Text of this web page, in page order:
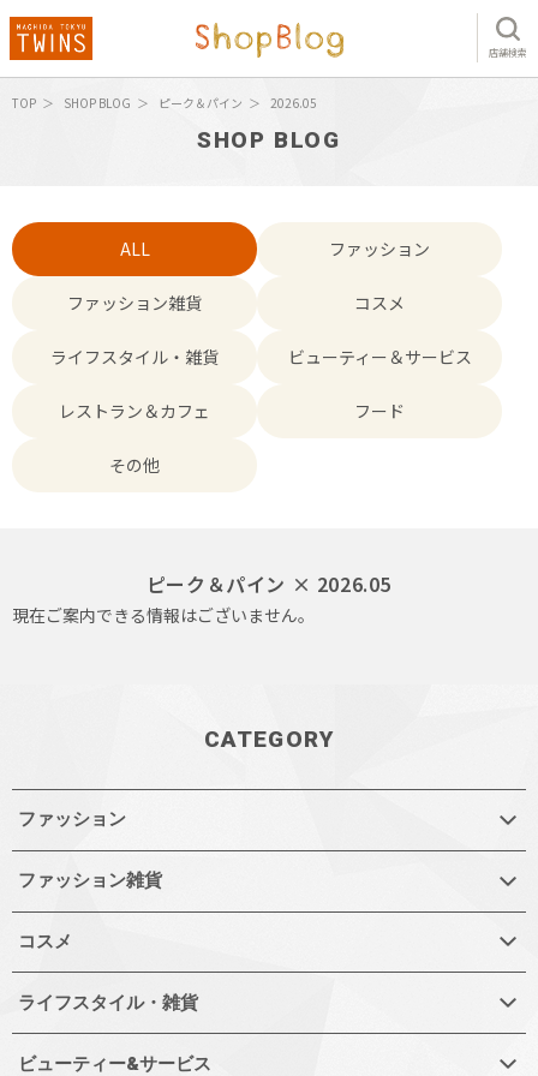
店舗検索
TOP SHOP BLOG ピーク＆パイン 2026.05
SHOP BLOG
ALL ファッション
ファッション雑貨 コスメ
ライフスタイル・雑貨 ビューティー＆サービス
レストラン＆カフェ フード
その他
ピーク＆パイン × 2026.05
現在ご案内できる情報はございません。
CATEGORY
ファッション
ファッション雑貨
コスメ
ライフスタイル・雑貨
ビューティー&サービス